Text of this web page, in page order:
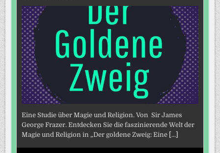
Eine Studie über Magie und Religion. Von Sir James
George Frazer. Entdecken Sie die faszinierende Welt der
Magie und Religion in „Der goldene Zweig: Eine [...]